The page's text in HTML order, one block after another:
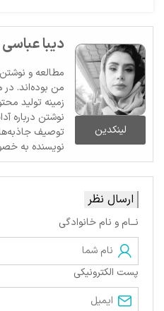
لینکدین
دیبا عباسی
مطالعه و
من بوده‌اند.
زمینه تولید
نوشتن درباره
توصیف
نویسنده به
ارسال نظر
نــام و نام خانوادگی
پست الکترونیکی